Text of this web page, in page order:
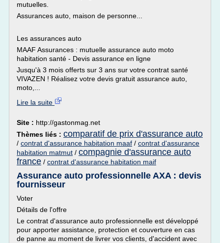
mutuelles.
Assurances auto, maison de personne...
Les assurances auto
MAAF Assurances : mutuelle assurance auto moto
habitation santé - Devis assurance en ligne
Jusqu'à 3 mois offerts sur 3 ans sur votre contrat santé
VIVAZEN ! Réalisez votre devis gratuit assurance auto,
moto,...
Lire la suite
Site : http://gastonmag.net
Thèmes liés : comparatif de prix d'assurance auto
/ contrat d'assurance habitation maaf / contrat d'assurance
habitation matmut / compagnie d'assurance auto
france / contrat d'assurance habitation maif
Assurance auto professionnelle AXA : devis
fournisseur
Voter
Détails de l'offre
Le contrat d'assurance auto professionnelle est développé
pour apporter assistance, protection et couverture en cas
de panne au moment de livrer vos clients, d'accident avec